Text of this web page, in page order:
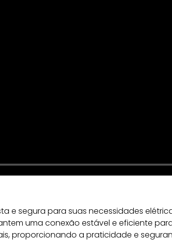
e segura para suas necessidades
uma conexão estável e eficiente
proporcionando a praticidade e